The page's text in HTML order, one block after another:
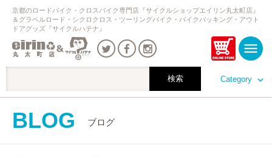
Category
京都のロードバイク・クロスバイク専門店『サイクルショップエイリン丸太町店』
＆グラベルロード・シクロクロス・ツーリングバイク・バイクパッキング・アウト
ドアグッズ『サイクルハテナ』
BLOG ブログ